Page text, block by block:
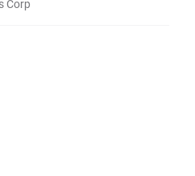
Corp